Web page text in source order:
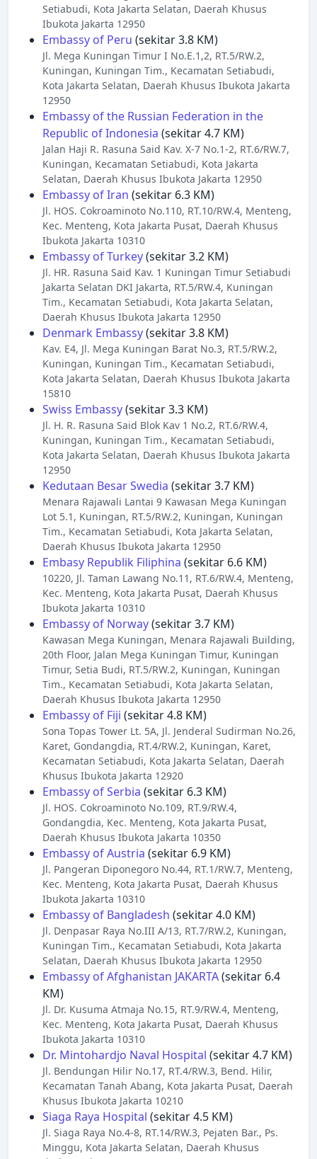
Setiabudi, Kota Jakarta Selatan, Daerah Khusus
Ibukota Jakarta 12950
Embassy of Peru (sekitar 3.8 KM)
Jl. Mega Kuningan Timur I No.E.1,2, RT.5/RW.2,
Kuningan, Kuningan Tim., Kecamatan Setiabudi,
Kota Jakarta Selatan, Daerah Khusus Ibukota Jakarta
12950
Embassy of the Russian Federation in the
Republic of Indonesia (sekitar 4.7 KM)
Jalan Haji R. Rasuna Said Kav. X-7 No.1-2, RT.6/RW.7,
Kuningan, Kecamatan Setiabudi, Kota Jakarta
Selatan, Daerah Khusus Ibukota Jakarta 12950
Embassy of Iran (sekitar 6.3 KM)
Jl. HOS. Cokroaminoto No.110, RT.10/RW.4, Menteng,
Kec. Menteng, Kota Jakarta Pusat, Daerah Khusus
Ibukota Jakarta 10310
Embassy of Turkey(sekitar 3.2 KM)
Jl. HR. Rasuna Said Kav. 1 Kuningan Timur Setiabudi
Jakarta Selatan DKI Jakarta, RT.5/RW.4, Kuningan
Tim., Kecamatan Setiabudi, Kota Jakarta Selatan,
Daerah Khusus Ibukota Jakarta 12950
Denmark Embassy(sekitar 3.8 KM)
Kav. E4, Jl. Mega Kuningan Barat No.3, RT.5/RW.2,
Kuningan, Kuningan Tim., Kecamatan Setiabudi,
Kota Jakarta Selatan, Daerah Khusus Ibukota Jakarta
15810
Swiss Embassy(sekitar 3.3 KM)
Jl. H. R. Rasuna Said Blok Kav 1 No.2, RT.6/RW.4,
Kuningan, Kuningan Tim., Kecamatan Setiabudi,
Kota Jakarta Selatan, Daerah Khusus Ibukota Jakarta
12950
Kedutaan Besar Swedia (sekitar 3.7 KM)
Menara Rajawali Lantai 9 Kawasan Mega Kuningan
Lot 5.1, Kuningan, RT.5/RW.2, Kuningan, Kuningan
Tim., Kecamatan Setiabudi, Kota Jakarta Selatan,
Daerah Khusus Ibukota Jakarta 12950
Embasy Republik Filiphina (sekitar 6.6 KM)
10220, Jl. Taman Lawang No.11, RT.6/RW.4, Menteng,
Kec. Menteng, Kota Jakarta Pusat, Daerah Khusus
Ibukota Jakarta 10310
Embassy of Norway(sekitar 3.7 KM)
Kawasan Mega Kuningan, Menara Rajawali Building,
20th Floor, Jalan Mega Kuningan Timur, Kuningan
Timur, Setia Budi, RT.5/RW.2, Kuningan, Kuningan
Tim., Kecamatan Setiabudi, Kota Jakarta Selatan,
Daerah Khusus Ibukota Jakarta 12950
Embassy of Fiji (sekitar 4.8 KM)
Sona Topas Tower Lt. 5A, Jl. Jenderal Sudirman No.26,
Karet, Gondangdia, RT.4/RW.2, Kuningan, Karet,
Kecamatan Setiabudi, Kota Jakarta Selatan, Daerah
Khusus Ibukota Jakarta 12920
Embassy of Serbia (sekitar 6.3 KM)
Jl. HOS. Cokroaminoto No.109, RT.9/RW.4,
Gondangdia, Kec. Menteng, Kota Jakarta Pusat,
Daerah Khusus Ibukota Jakarta 10350
Embassy of Austria (sekitar 6.9 KM)
Jl. Pangeran Diponegoro No.44, RT.1/RW.7, Menteng,
Kec. Menteng, Kota Jakarta Pusat, Daerah Khusus
Ibukota Jakarta 10310
Embassy of Bangladesh (sekitar 4.0 KM)
Jl. Denpasar Raya No.III A/13, RT.7/RW.2, Kuningan,
Kuningan Tim., Kecamatan Setiabudi, Kota Jakarta
Selatan, Daerah Khusus Ibukota Jakarta 12950
Embassy of Afghanistan JAKARTA(sekitar 6.4
KM)
Jl. Dr. Kusuma Atmaja No.15, RT.9/RW.4, Menteng,
Kec. Menteng, Kota Jakarta Pusat, Daerah Khusus
Ibukota Jakarta 10310
Dr. Mintohardjo Naval Hospital (sekitar 4.7 KM)
Jl. Bendungan Hilir No.17, RT.4/RW.3, Bend. Hilir,
Kecamatan Tanah Abang, Kota Jakarta Pusat, Daerah
Khusus Ibukota Jakarta 10210
Siaga Raya Hospital (sekitar 4.5 KM)
Jl. Siaga Raya No.4-8, RT.14/RW.3, Pejaten Bar., Ps.
Minggu, Kota Jakarta Selatan, Daerah Khusus